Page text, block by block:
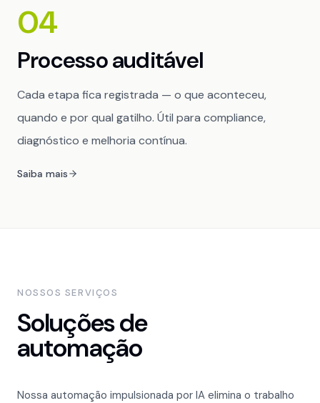
04
Processo auditável
Cada etapa fica registrada — o que aconteceu,
quando e por qual gatilho. Útil para compliance,
diagnóstico e melhoria contínua.
Saiba mais
NOSSOS SERVIÇOS
Soluções de
automação
Nossa automação impulsionada por IA elimina o trabalho